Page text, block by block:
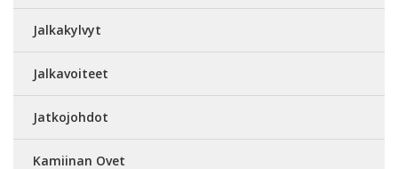
Jalkakylvyt
Jalkavoiteet
Jatkojohdot
Kamiinan Ovet